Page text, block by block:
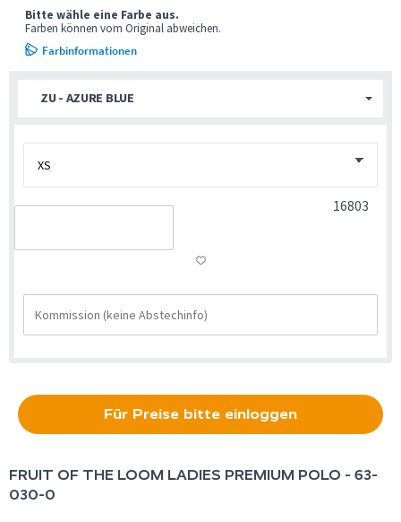
ZU - AZURE BLUE
Bitte wähle eine Farbe aus.
Farben können vom Original abweichen.
Farbinformationen
16803
Für Preise bitte einloggen
FRUIT OF THE LOOM LADIES PREMIUM POLO - 63-
030-0